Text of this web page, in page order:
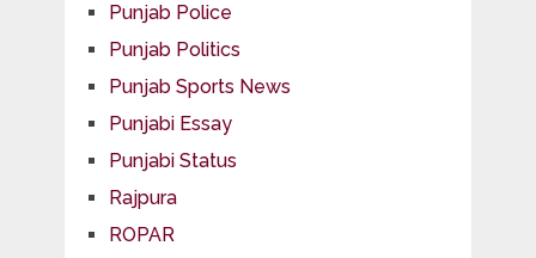
Punjab Police
Punjab Politics
Punjab Sports News
Punjabi Essay
Punjabi Status
Rajpura
ROPAR